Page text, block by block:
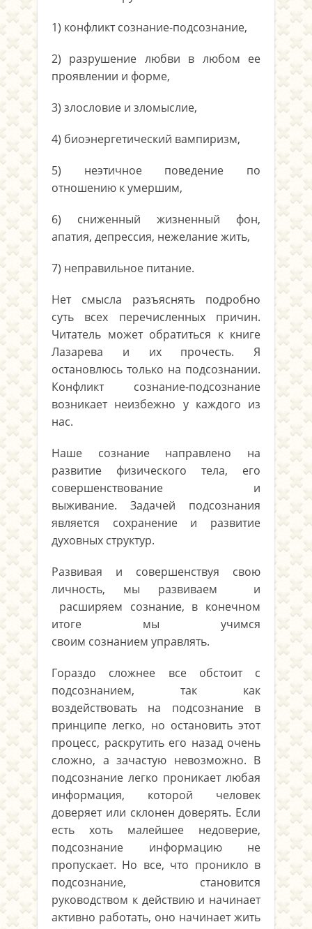
1) конфликт сознание-подсознание,
2) разрушение любви в любом ее
проявлении и форме,
3) злословие и зломыслие,
4) биоэнергетический вампиризм,
5) неэтичное поведение по
отношению к умершим,
6) сниженный жизненный фон,
апатия, депрессия, нежелание жить,
7) неправильное питание.
Нет смысла разъяснять подробно
суть всех перечисленных причин.
Читатель может обратиться к книге
Лазарева и их прочесть. Я
остановлюсь только на подсознании.
Конфликт сознание-подсознание
возникает неизбежно у каждого из
нас.
Наше сознание направлено на
развитие физического тела, его
совершенствование и
выживание. Задачей подсознания
является сохранение и развитие
духовных структур.
Развивая и совершенствуя свою
личность, мы развиваем и
расширяем сознание, в конечном
итоге мы учимся
своим сознанием управлять.
Гораздо сложнее все обстоит с
подсознанием, так как
воздействовать на подсознание в
принципе легко, но остановить этот
процесс, раскрутить его назад очень
сложно, а зачастую невозможно. В
подсознание легко проникает любая
информация, которой человек
доверяет или склонен доверять. Если
есть хоть малейшее недоверие,
подсознание информацию не
пропускает. Но все, что проникло в
подсознание, становится
руководством к действию и начинает
активно работать, оно начинает жить